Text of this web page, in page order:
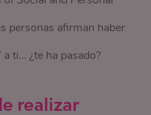
personas afirman haber
ti… ¿te ha pasado?
realizar